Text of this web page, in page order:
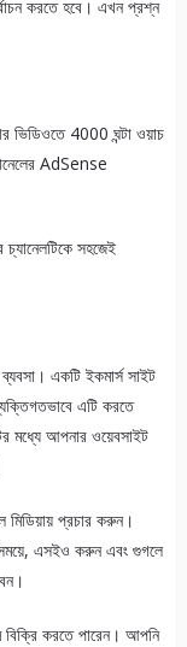
করতে হবে। এখন প্রশ্ন
4000 ঘন্টা ওয়াচ
AdSense
সহজেই
একটি ইকমার্স সাইট
এটি করতে
মধ্যে আপনার ওয়েবসাইট
মিডিয়ায় প্রচার করুন।
সময়ে, এসইও করুন এবং গুগলে
করতে পারেন। আপনি